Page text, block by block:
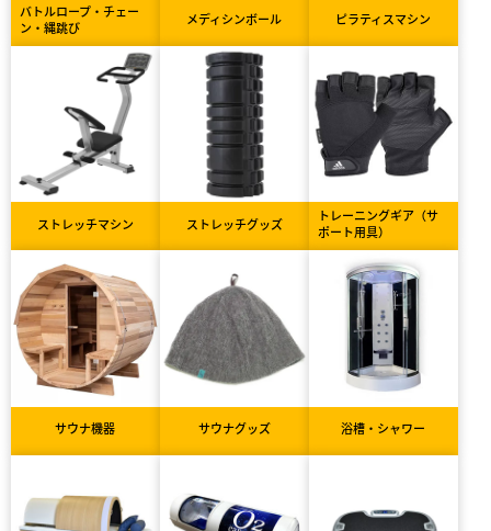
バトルロープ・チェー
ン・縄跳び
メディシンボール ピラティスマシン
ストレッチマシン ストレッチグッズ
トレーニングギア（サ
ポート用具）
サウナ機器 サウナグッズ 浴槽・シャワー